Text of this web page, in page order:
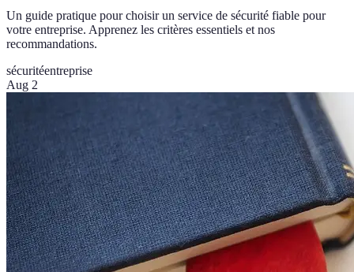
Un guide pratique pour choisir un service de sécurité fiable pour
votre entreprise. Apprenez les critères essentiels et nos
recommandations.
sécuritéentreprise
Aug 2